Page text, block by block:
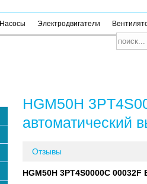
Насосы Электродвигатели
HGM50H
автоматический
Отзывы
HGM50H 3PT4S0000C